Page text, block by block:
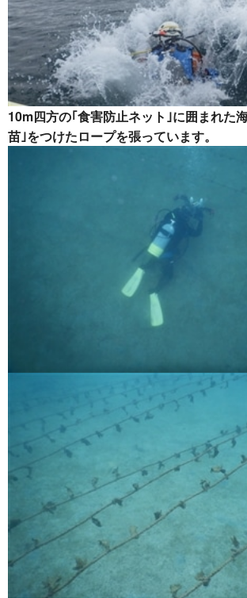
10m四方の｢食害防止ネット｣に囲まれた
苗｣をつけたロープを張っています。